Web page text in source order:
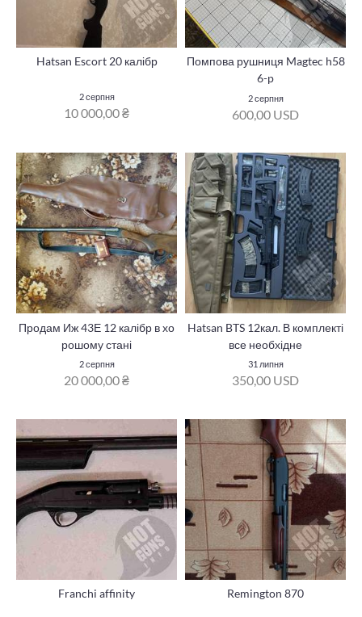
Hatsan Escort 20 калібр
2 серпня
10 000,00 ₴
Помпова рушниця Magtec h58
6-p
2 серпня
600,00 USD
Продам Иж 43Е 12 калібр в хо
рошому стані
2 серпня
20 000,00 ₴
Hatsan BTS 12кал. В комплекті
все необхідне
31 липня
350,00 USD
Franchi affinity Remington 870